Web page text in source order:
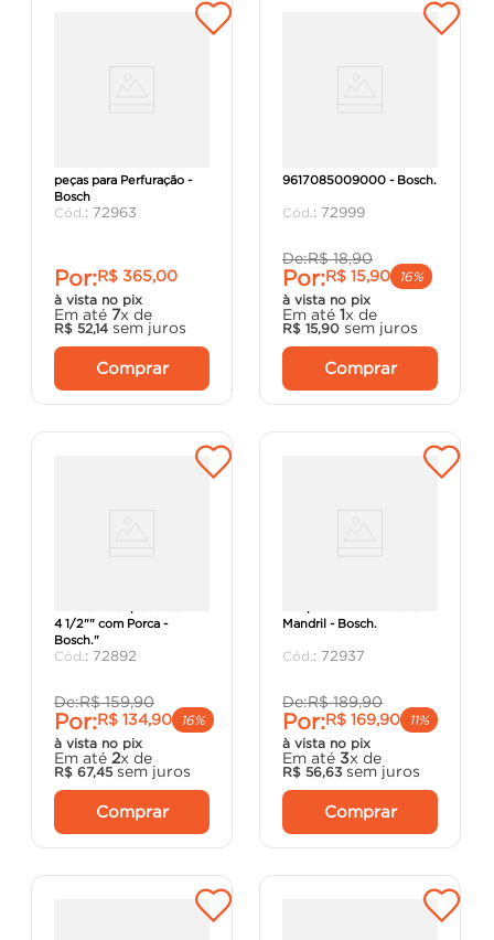
peças para Perfuração -
Bosch
: 72963
Por:R$ 365,00
à vista no pix
Em até 7x de
R$ 52,14 sem juros
Comprar
9617085009000 - Bosch.
: 72999
De:R$ 18,90
Por:R$ 15,90
16%
à vista no pix
Em até 1x de
R$ 15,90 sem juros
Comprar
4 1/2"" com Porca -
Bosch."
: 72892
De:R$ 159,90
Por:R$ 134,90
16%
à vista no pix
Em até 2x de
R$ 67,45 sem juros
Comprar
Mandril - Bosch.
: 72937
De:R$ 189,90
Por:R$ 169,90
11%
à vista no pix
Em até 3x de
R$ 56,63 sem juros
Comprar